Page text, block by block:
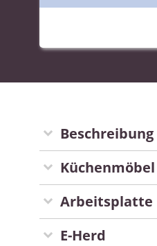
Küchenmöbel
Arbeitsplatte
E-Herd